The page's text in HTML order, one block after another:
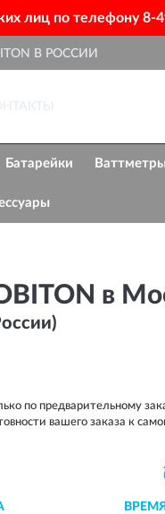
лиц по телефону8-
В РОССИИ
Батарейки Ваттметры
в
по предварительному
вашего заказа к